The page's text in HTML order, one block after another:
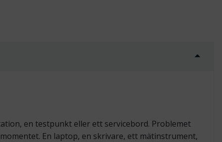
en testpunkt eller ett servicebord. Problemet
En laptop, en skrivare, ett mätinstrument,